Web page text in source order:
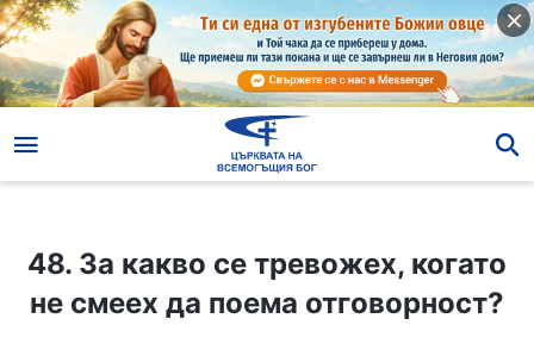
48. За какво се тревожех, когато
не смеех да поема отговорност?